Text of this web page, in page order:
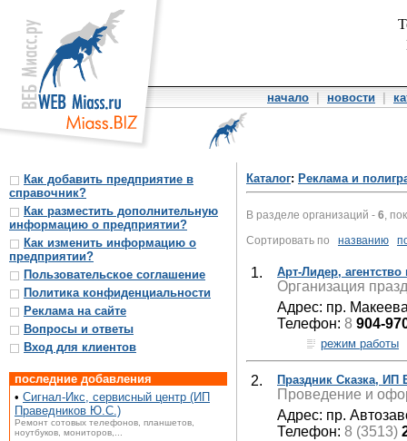
начало новости
Как добавить предприятие в
справочник?
Как разместить дополнительную
информацию о предприятии?
Как изменить информацию о
предприятии?
Пользовательское соглашение
Политика конфиденциальности
Реклама на сайте
Вопросы и ответы
Вход для клиентов
последние добавления
• Сигнал-Икс, сервисный центр (ИП
Праведников Ю.С.)
Ремонт сотовых телефонов, планшетов,
ноутбуков, мониторов,...
Каталог: Реклама и
В разделе организаций - 6 ,
Сортировать по названию
1. Арт-Лидер,
Организация
Адрес: пр.
Телефон: 8 904-
режим работы
2. Праздник Сказка, ИП
Проведение и
Адрес: пр.
Телефон: 8 (3513)